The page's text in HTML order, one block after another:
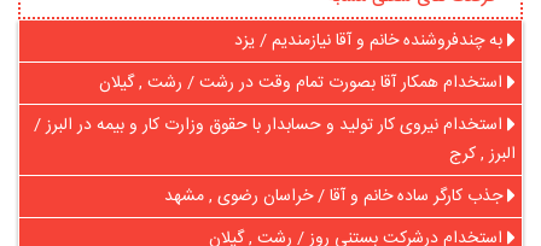
به چندفروشنده خانم و آقا نیازمندیم / یزد
استخدام همکار آقا بصورت تمام وقت در رشت / رشت , گیلان
استخدام نیروی کار تولید و حسابدار با حقوق وزارت کار و بیمه در البرز /
البرز , کرج
جذب کارگر ساده خانم و آقا / خراسان رضوی , مشهد
استخدام درشرکت بستنی روز / رشت , گیلان